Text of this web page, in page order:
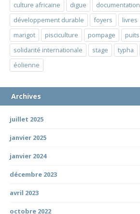
culture africaine
digue
documentation
développement durable
foyers livres
marigot
pisciculture pompage puits
solidarité internationale
stage typha
éolienne
Archives
juillet 2025
janvier 2025
janvier 2024
décembre 2023
avril 2023
octobre 2022